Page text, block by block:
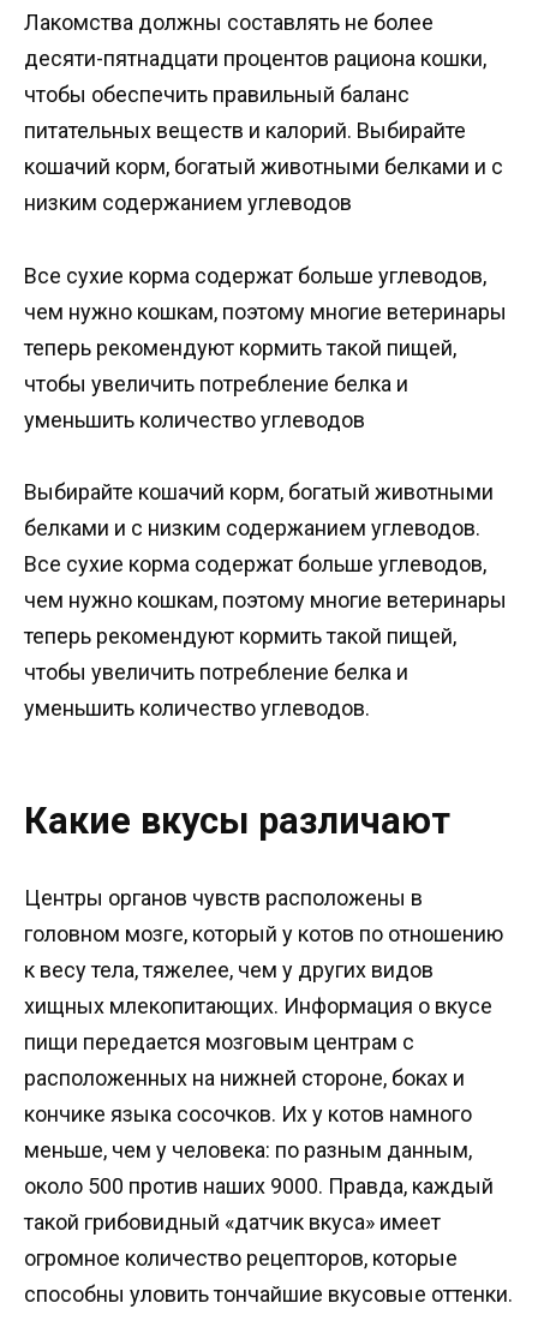
Лакомства должны составлять не более
десяти-пятнадцати процентов рациона кошки,
чтобы обеспечить правильный баланс
питательных веществ и калорий. Выбирайте
кошачий корм, богатый животными белками и с
низким содержанием углеводов
Все сухие корма содержат больше углеводов,
чем нужно кошкам, поэтому многие ветеринары
теперь рекомендуют кормить такой пищей,
чтобы увеличить потребление белка и
уменьшить количество углеводов
Выбирайте кошачий корм, богатый животными
белками и с низким содержанием углеводов.
Все сухие корма содержат больше углеводов,
чем нужно кошкам, поэтому многие ветеринары
теперь рекомендуют кормить такой пищей,
чтобы увеличить потребление белка и
уменьшить количество углеводов.
Какие вкусы различают
Центры органов чувств расположены в
головном мозге, который у котов по отношению
к весу тела, тяжелее, чем у других видов
хищных млекопитающих. Информация о вкусе
пищи передается мозговым центрам с
расположенных на нижней стороне, боках и
кончике языка сосочков. Их у котов намного
меньше, чем у человека: по разным данным,
около 500 против наших 9000. Правда, каждый
такой грибовидный «датчик вкуса» имеет
огромное количество рецепторов, которые
способны уловить тончайшие вкусовые оттенки.